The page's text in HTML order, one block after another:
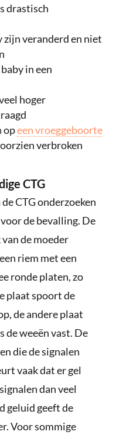
drastisch
zijn veranderd en niet
in een
hoger
opeen vroeggeboorte
verbroken
CTG
CTG onderzoeken
de bevalling. De
de moeder
riem met een
ronde platen, zo
plaat spoort de
de andere plaat
de weeën vast. De
die de signalen
vaak dat er gel
dan veel
geluid geeft de
Voor sommige